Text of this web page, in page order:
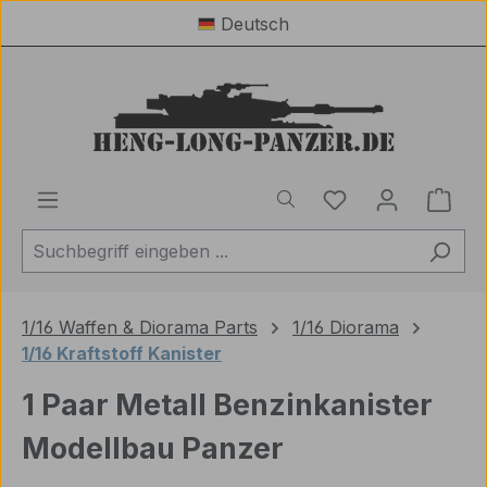
Zum Hauptinhalt springenDeutsch
Du hast 0
1/16 Waffen & Diorama Parts
1/16 Diorama
1/16 Kraftstoff Kanister
1 Paar Metall Benzinkanister
Modellbau Panzer